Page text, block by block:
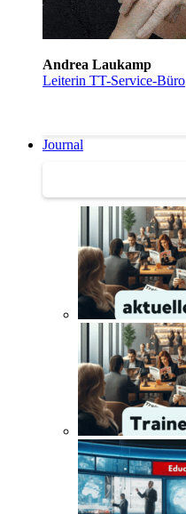
Andrea Laukamp
Leiterin TT-Service-Büro
Journal